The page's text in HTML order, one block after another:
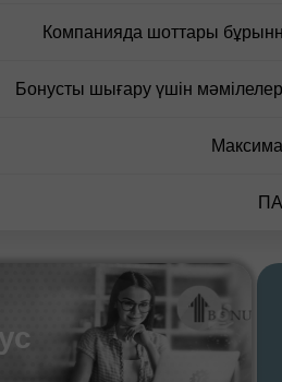
Компанияда шоттары
Бонусты шығару үшін